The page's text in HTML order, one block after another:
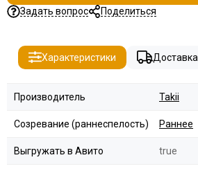
Задать вопрос Поделиться
Характеристики Доставка
Производитель Takii
Созревание (раннеспелость) Раннее
Выгружать в Авито true